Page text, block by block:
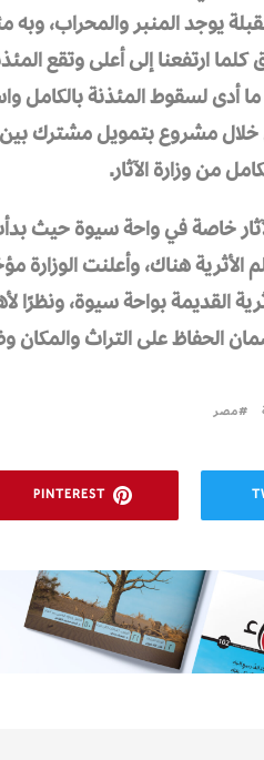
يوجد المنبر والمحراب،
ارتفعنا إلى أعلى وتقع
أدى لسقوط المئذنة بالكامل
خلال مشروع بتمويل مشترك
من وزارة الآثار.
خاصة في واحة سيوة حيث
الأثرية هناك، وأعلنت الوزارة
القديمة بواحة سيوة، ونظرًا
الحفاظ على التراث والمكان
مصر
PINTEREST